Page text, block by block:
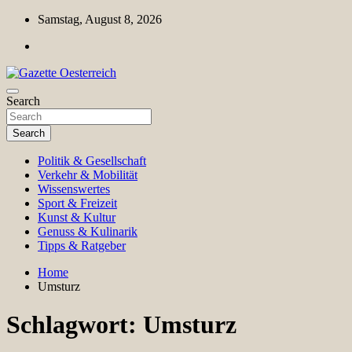
Skip
content
Samstag, August 8, 2026
Gazette Oesterreich
Magazin für Freizeit, Politik, Kultur & Wissenschaft
Search
Search
Politik & Gesellschaft
Verkehr & Mobilität
Wissenswertes
Sport & Freizeit
Kunst & Kultur
Genuss & Kulinarik
Tipps & Ratgeber
Home
Umsturz
Schlagwort: Umsturz